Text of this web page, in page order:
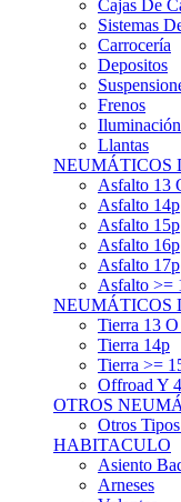
Cajas De
Sistemas
Carrocería
Depositos
Frenos
Iluminación
Llantas
NEUMÁTICOS
Asfalto 13
Asfalto 14p
Asfalto 15p
Asfalto 16p
Asfalto 17p
Asfalto >=
NEUMÁTICOS
Tierra 13
Tierra 14p
Tierra >=
Offroad Y
OTROS
Otros
HABITACULO
Asiento
Arneses